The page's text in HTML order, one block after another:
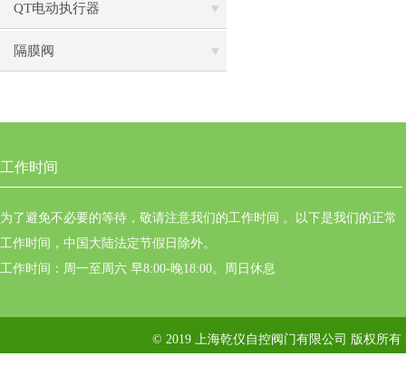
QT电动执行器
隔膜阀
工作时间
为了避免不必要的等待，敬请注意我们的工作时间 。以下是我们的正常
工作时间，中国大陆法定节假日除外。
工作时间：周一至周六 早8:00-晚18:00。周日休息
© 2019 上海乾仪自控阀门有限公司 版权所有